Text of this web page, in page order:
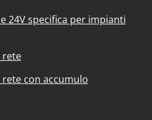
24V specifica per impianti
rete
con accumulo